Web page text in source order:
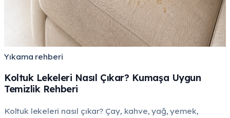
Yıkama rehberi
Koltuk Lekeleri Nasıl Çıkar? Kumaşa Uygun
Temizlik Rehberi
Koltuk lekeleri nasıl çıkar? Çay, kahve, yağ, yemek,